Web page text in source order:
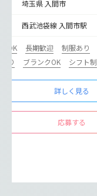
埼玉県 入間市
西武池袋線 入間市駅
OK 長期歓迎 制服あり
り
ブランクOK シフト制
詳しく見る
応募する